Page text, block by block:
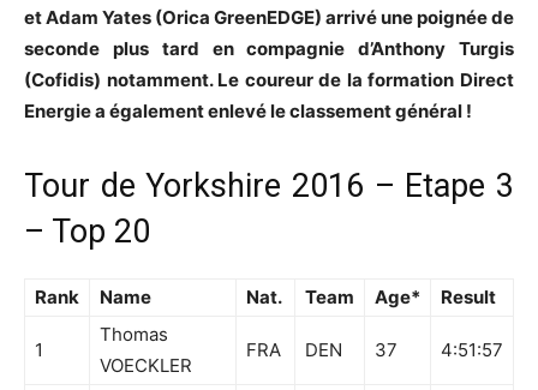
et Adam Yates (Orica GreenEDGE) arrivé une poignée de
seconde plus tard en compagnie d’Anthony Turgis
(Cofidis) notamment. Le coureur de la formation Direct
Energie a également enlevé le classement général !
Tour de Yorkshire 2016 – Etape 3
– Top 20
Rank Name Nat. Team Age* Result
1
Thomas
VOECKLER
FRA DEN 37 4:51:57